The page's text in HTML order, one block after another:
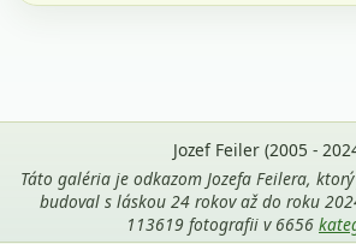
Jozef Feiler (2005 -
Táto galéria je odkazom Jozefa Feilera,
budoval s láskou 24 rokov až do roku
113619 fotografii v 6656